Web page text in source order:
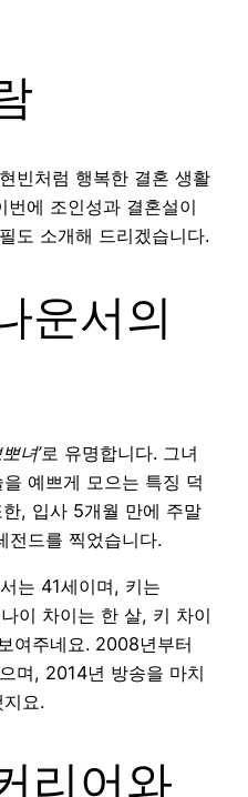
빈처럼 행복한 결혼 생활
에 조인성과 결혼설이
도 소개해 드리겠습니다.
운서의
녀’로 유명합니다. 그녀
예쁘게 모으는 특징 덕
, 입사 5개월 만에 주말
전드를 찍었습니다.
는 41세이며, 키는
이 차이는 한 살, 키 차이
여주네요. 2008년부터
며, 2014년 방송을 마치
요.
리어와